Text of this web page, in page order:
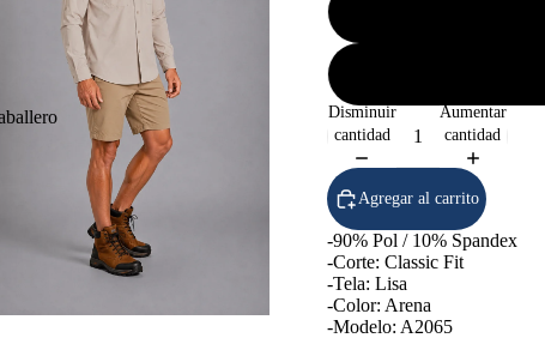
Disminuir
cantidad
Aumentar
cantidad
Agregar al carrito
-90% Pol / 10% Spandex
-Corte: Classic Fit
-Tela: Lisa
-Color: Arena
-Modelo: A2065